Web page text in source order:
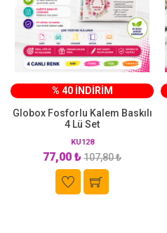
% 40 İNDİRİM
Globox Fosforlu Kalem Baskılı
4 Lü Set
KU128
77,00 ₺107,80 ₺